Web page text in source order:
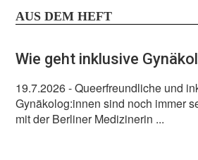
AUS DEM HEFT
Wie geht inklusive
19.7.2026- Queerfreundliche und
Gynäkolog:innen sind noch immer
mit der Berliner Medizinerin ...